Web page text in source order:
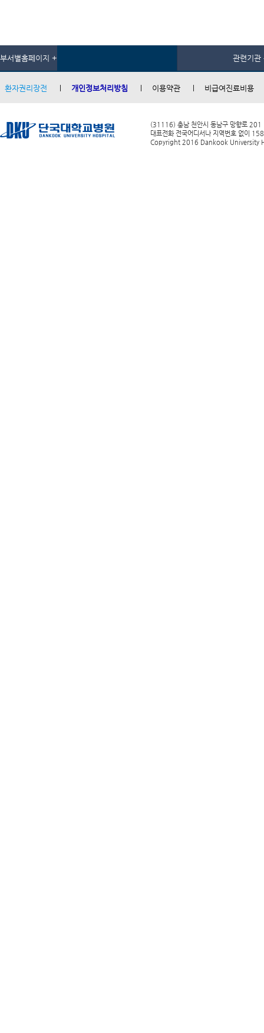
부서별홈페이지 + 관련기관
환자권리장전 개인정보처리방침 이용약관 비급여진료비용
(31116) 충남 천안시 동남구 망향로 201
대표전화 전국어디서나 지역번호 없이
Copyright 2016 Dankook University